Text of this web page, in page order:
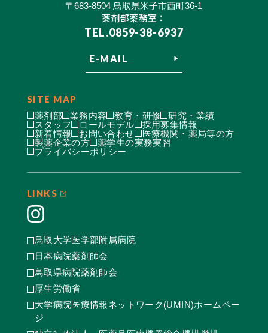
〒683-8504 鳥取県米子市西町36-1
薬剤部薬務室：
TEL.0859-38-6937
E-MAIL
SITE MAP
薬剤部 業務内容 教育・研修
研究・業績
スタッフ
ロールモデル
採用募集情報
新着情報
お問い合わせ
医療機関・薬局等の方
製薬企業の方
薬学生の実務実習
プライバシーポリシー
LINKS
鳥取大学医学部附属病院
日本病院薬剤師会
鳥取県病院薬剤師会
厚生労働省
大学病院医療情報ネットワーク(UMIN)ホームペー
ジ